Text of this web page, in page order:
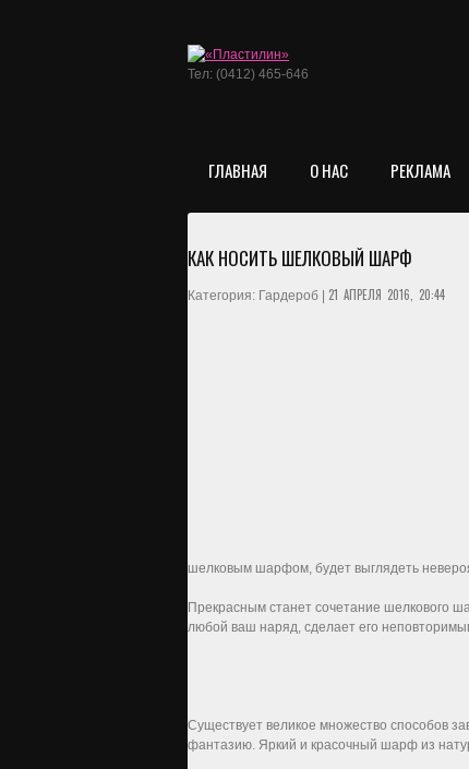
Тел: (0412) 465-646
ГЛАВНАЯ О НАС РЕКЛАМА
КАК НОСИТЬ ШЕЛКОВЫЙ ШАРФ
Категория: Гардероб | 21 АПРЕЛЯ 2016, 20:44
шелковым шарфом, будет выглядеть
Прекрасным станет сочетание шелкового
любой ваш наряд, сделает его
Существует великое множество способов
фантазию. Яркий и красочный шарф из